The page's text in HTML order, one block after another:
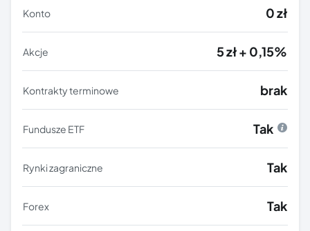
Konto 0 zł
Akcje 5 zł + 0,15%
Kontrakty terminowe brak
Fundusze ETF Tak
Rynki zagraniczne Tak
Forex Tak